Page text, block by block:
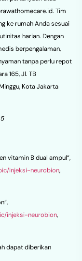
. Tim
ke rumah Anda sesuai
harian. Dengan
berpengalaman,
tanpa perlu repot
165, Jl. TB
Kota Jakarta
vitamin B dual ampul“,
injeksi-neurobion,
injeksi-neurobion,
dapat diberikan